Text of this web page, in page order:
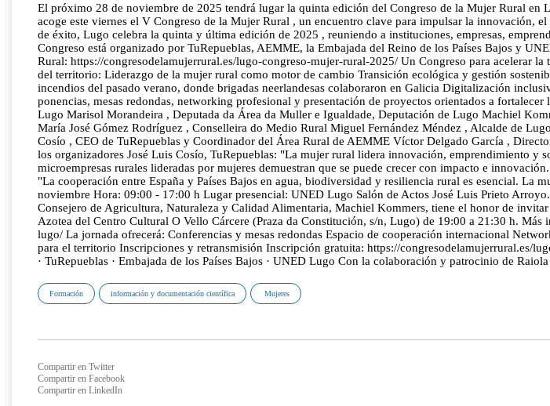
El próximo 28 de noviembre de 2025 tendrá lugar la quinta edición del Congreso de la Mujer Rural
acoge este viernes el V Congreso de la Mujer Rural , un encuentro clave para impulsar la innovación,
de éxito, Lugo celebra la quinta y última edición de 2025 , reuniendo a instituciones, empresas,
Congreso está organizado por TuRepueblas, AEMME, la Embajada del Reino de los Países Bajos y
Rural: https://congresodelamujerrural.es/lugo-congreso-mujer-rural-2025/ Un Congreso para acelerar
del territorio: Liderazgo de la mujer rural como motor de cambio Transición ecológica y gestión
incendios del pasado verano, donde brigadas neerlandesas colaboraron en Galicia Digitalización
ponencias, mesas redondas, networking profesional y presentación de proyectos orientados a
Lugo Marisol Morandeira , Deputada da Área da Muller e Igualdade, Deputación de Lugo Machiel
María José Gómez Rodríguez , Conselleira do Medio Rural Miguel Fernández Méndez , Alcalde de
Cosío , CEO de TuRepueblas y Coordinador del Área Rural de AEMME Víctor Delgado García ,
los organizadores José Luis Cosío, TuRepueblas: "La mujer rural lidera innovación, emprendimiento
microempresas rurales lideradas por mujeres demuestran que se puede crecer con impacto e
"La cooperación entre España y Países Bajos en agua, biodiversidad y resiliencia rural es esencial. La
noviembre Hora: 09:00 - 17:00 h Lugar presencial: UNED Lugo Salón de Actos José Luis Prieto
Consejero de Agricultura, Naturaleza y Calidad Alimentaria, Machiel Kommers, tiene el honor de
Azotea del Centro Cultural O Vello Cárcere (Praza da Constitución, s/n, Lugo) de 19:00 a 21:30 h.
lugo/ La jornada ofrecerá: Conferencias y mesas redondas Espacio de cooperación internacional
para el territorio Inscripciones y retransmisión Inscripción gratuita: https://congresodelamujerrural.es/
· TuRepueblas · Embajada de los Países Bajos · UNED Lugo Con la colaboración y patrocinio de
Formación información y documentación científica Mujeres
Compartir en Twitter
Compartir en Facebook
Compartir en LinkedIn